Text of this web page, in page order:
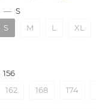
— S
S M L XL
156
162 168 174